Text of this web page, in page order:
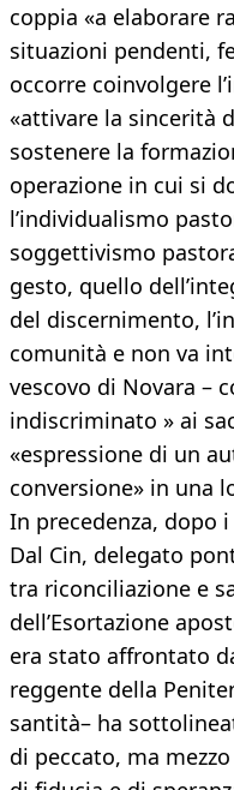
coppia «a elaborare
situazioni pendenti,
occorre coinvolgere
«attivare la sincerità
sostenere la
operazione in cui si
l’individualismo
soggettivismo
gesto, quello
del discernimento,
comunità e non va
vescovo di Novara –
indiscriminato » ai
«espressione di un
conversione» in una
In precedenza, dopo
Dal Cin, delegato
tra riconciliazione e
dell’Esortazione
era stato affrontato
reggente della
santità– ha
di peccato, ma